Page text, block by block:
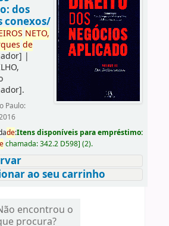
dos
conexos/
IROS NETO,
de
|
.
Paulo:
de:Itens disponíveis para empréstimo:
chamada:342.2 D598] (2).
ao seu carrinho
encontrou o
procura?